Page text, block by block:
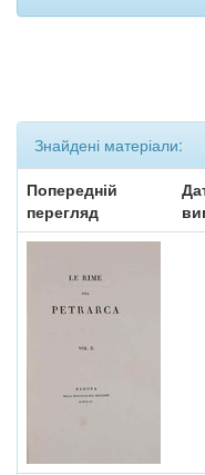
Знайдені матеріали:
Попередній
перегляд